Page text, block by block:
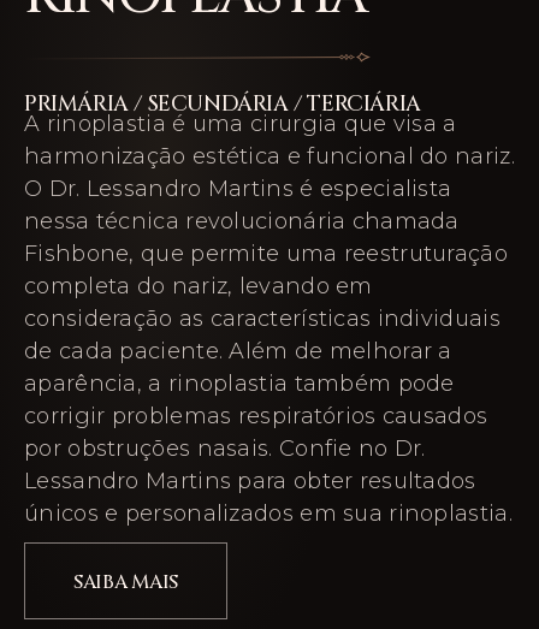
PRIMÁRIA / SECUNDÁRIA / TERCIÁRIA
A rinoplastia é uma cirurgia que visa a
harmonização estética e funcional do nariz.
O Dr. Lessandro Martins é especialista
nessa técnica revolucionária chamada
Fishbone, que permite uma reestruturação
completa do nariz, levando em
consideração as características individuais
de cada paciente. Além de melhorar a
aparência, a rinoplastia também pode
corrigir problemas respiratórios causados
por obstruções nasais. Confie no Dr.
Lessandro Martins para obter resultados
únicos e personalizados em sua rinoplastia.
SAIBA MAIS